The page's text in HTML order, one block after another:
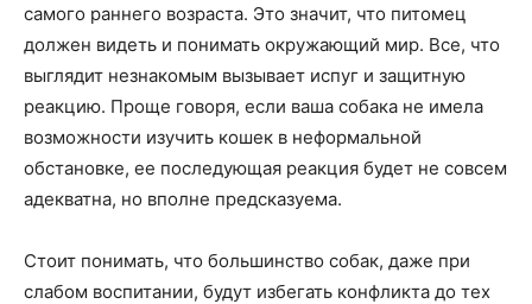
самого раннего возраста. Это значит, что питомец
должен видеть и понимать окружающий мир. Все, что
выглядит незнакомым вызывает испуг и защитную
реакцию. Проще говоря, если ваша собака не имела
возможности изучить кошек в неформальной
обстановке, ее последующая реакция будет не совсем
адекватна, но вполне предсказуема.
Стоит понимать, что большинство собак, даже при
слабом воспитании, будут избегать конфликта до тех